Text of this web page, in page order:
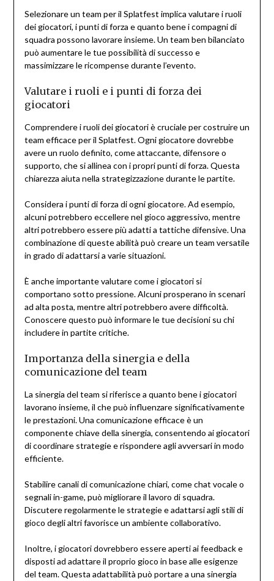
Selezionare un team per il Splatfest implica valutare i ruoli
dei giocatori, i punti di forza e quanto bene i compagni di
squadra possono lavorare insieme. Un team ben bilanciato
può aumentare le tue possibilità di successo e
massimizzare le ricompense durante l’evento.
Valutare i ruoli e i punti di forza dei
giocatori
Comprendere i ruoli dei giocatori è cruciale per costruire un
team efficace per il Splatfest. Ogni giocatore dovrebbe
avere un ruolo definito, come attaccante, difensore o
supporto, che si allinea con i propri punti di forza. Questa
chiarezza aiuta nella strategizzazione durante le partite.
Considera i punti di forza di ogni giocatore. Ad esempio,
alcuni potrebbero eccellere nel gioco aggressivo, mentre
altri potrebbero essere più adatti a tattiche difensive. Una
combinazione di queste abilità può creare un team versatile
in grado di adattarsi a varie situazioni.
È anche importante valutare come i giocatori si
comportano sotto pressione. Alcuni prosperano in scenari
ad alta posta, mentre altri potrebbero avere difficoltà.
Conoscere questo può informare le tue decisioni su chi
includere in partite critiche.
Importanza della sinergia e della
comunicazione del team
La sinergia del team si riferisce a quanto bene i giocatori
lavorano insieme, il che può influenzare significativamente
le prestazioni. Una comunicazione efficace è un
componente chiave della sinergia, consentendo ai giocatori
di coordinare strategie e rispondere agli avversari in modo
efficiente.
Stabilire canali di comunicazione chiari, come chat vocale o
segnali in-game, può migliorare il lavoro di squadra.
Discutere regolarmente le strategie e adattarsi agli stili di
gioco degli altri favorisce un ambiente collaborativo.
Inoltre, i giocatori dovrebbero essere aperti ai feedback e
disposti ad adattare il proprio gioco in base alle esigenze
del team. Questa adattabilità può portare a una sinergia